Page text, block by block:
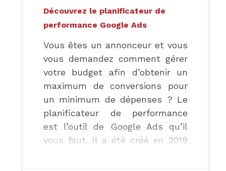
Découvrez le planificateur de
performance Google Ads
Vous êtes un annonceur et vous
vous demandez comment gérer
votre budget afin d’obtenir un
maximum de conversions pour
un minimum de dépenses ? Le
planificateur de performance
est l’outil de Google Ads qu’il
vous faut. Il a été créé en 2019